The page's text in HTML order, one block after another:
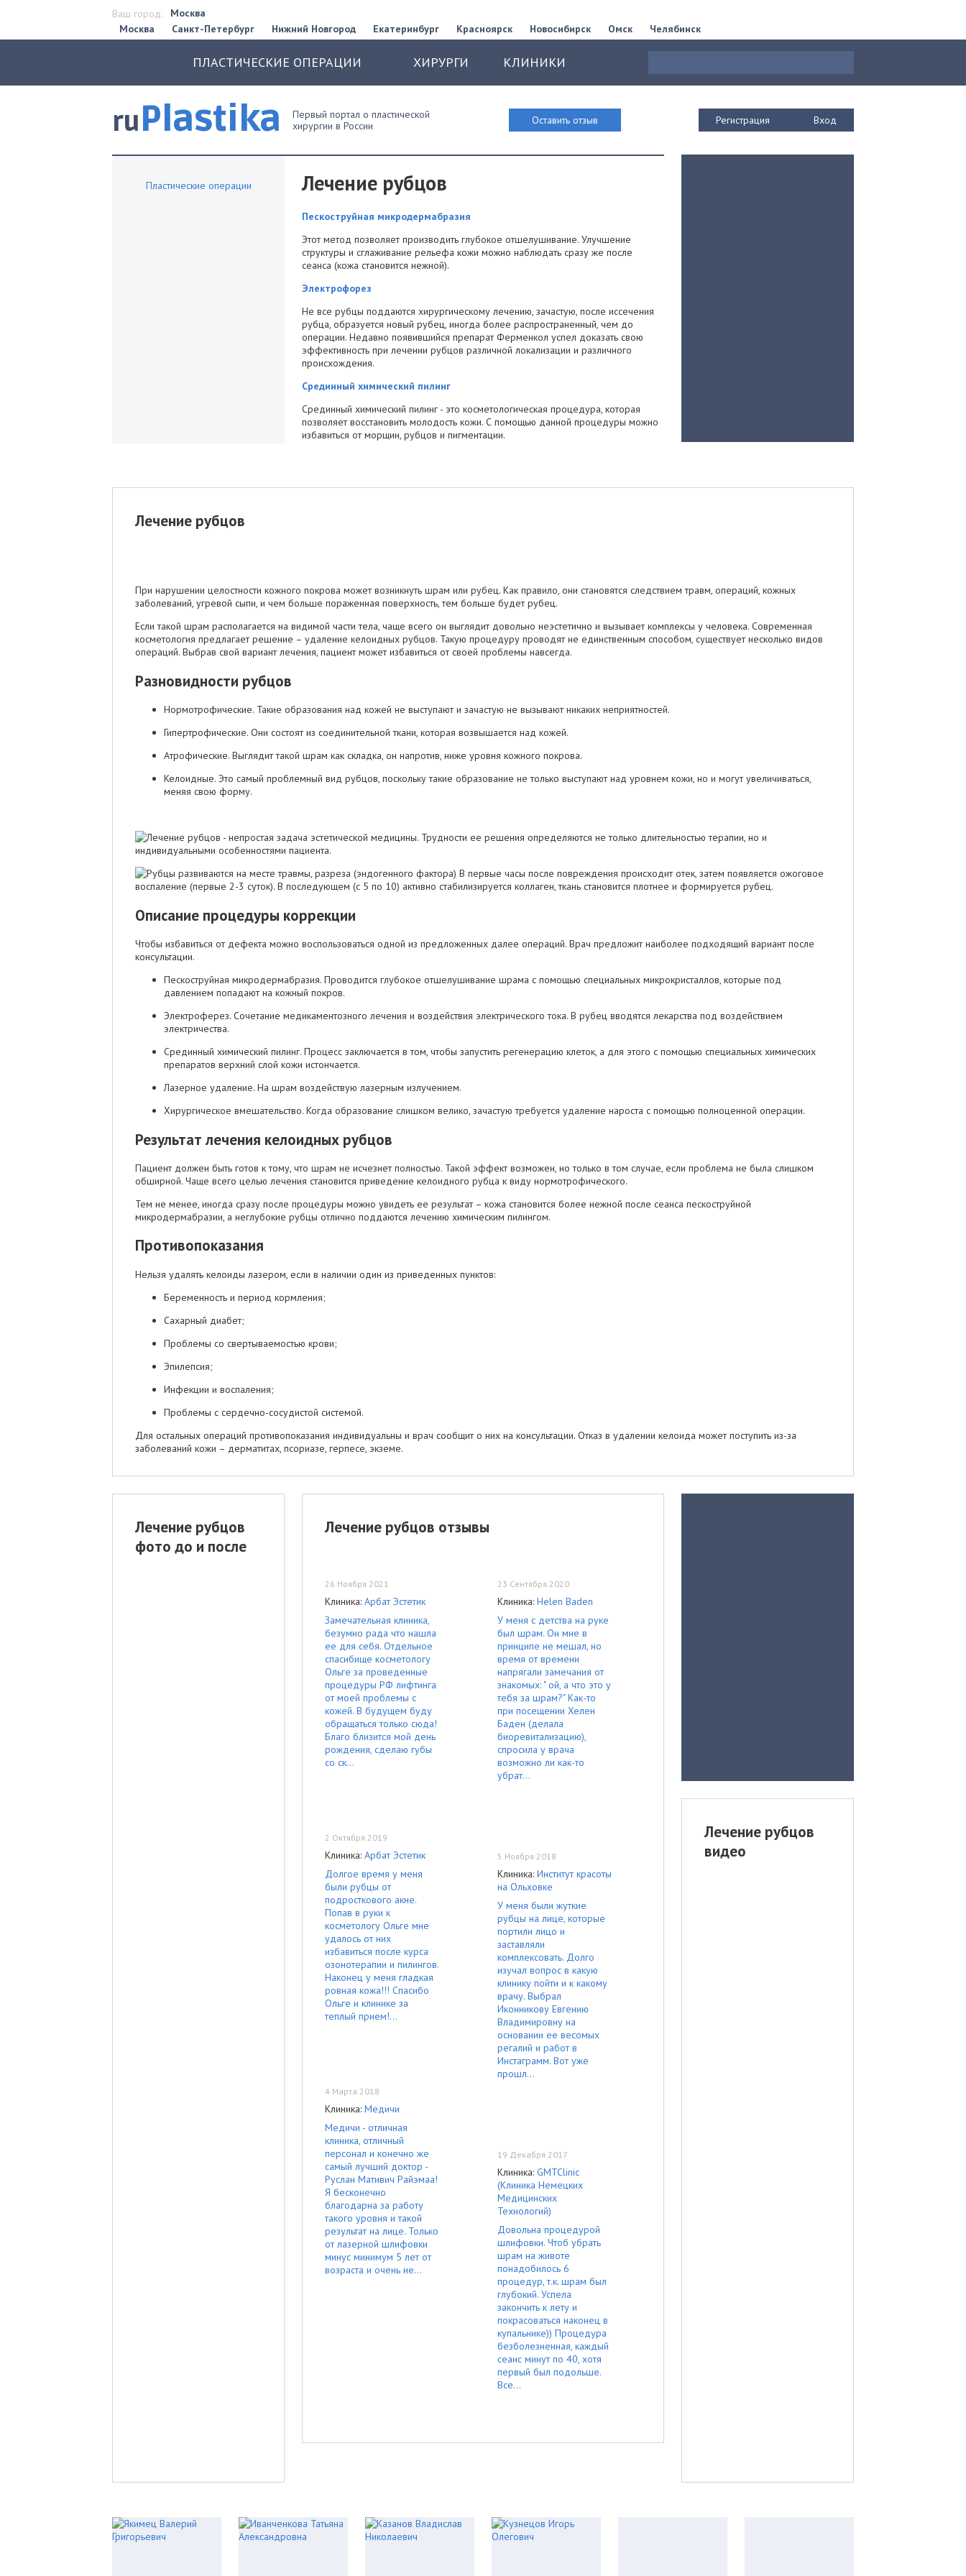
Ваш город:
Москва
Москва
Санкт-Петербург Нижний Новгород Екатеринбург Красноярск Новосибирск Омск Челябинск
ПЛАСТИЧЕСКИЕ ОПЕРАЦИИ ХИРУРГИ КЛИНИКИ
ruPlastika
Первый портал о пластической
хирургии в России
Оставить отзыв Регистрация Вход
Пластические операции Лечение рубцов
Пескоструйная микродермабразия
Этот метод позволяет производить глубокое отшелушивание. Улучшение
структуры и сглаживание рельефа кожи можно наблюдать сразу же после
сеанса (кожа становится нежной).
Электрофорез
Не все рубцы поддаются хирургическому лечению, зачастую, после иссечения
рубца, образуется новый рубец, иногда более распространенный, чем до
операции. Недавно появившийся препарат Ферменкол успел доказать свою
эффективность при лечении рубцов различной локализации и различного
происхождения.
Срединный химический пилинг
Срединный химический пилинг - это косметологическая процедура, которая
позволяет восстановить молодость кожи. С помощью данной процедуры можно
избавиться от морщин, рубцов и пигментации.
Лечение рубцов
При нарушении целостности кожного покрова может возникнуть шрам или рубец. Как правило, они становятся следствием травм, операций, кожных
заболеваний, угревой сыпи, и чем больше пораженная поверхность, тем больше будет рубец.
Если такой шрам располагается на видимой части тела, чаще всего он выглядит довольно неэстетично и вызывает комплексы у человека. Современная
косметология предлагает решение – удаление келоидных рубцов. Такую процедуру проводят не единственным способом, существует несколько видов
операций. Выбрав свой вариант лечения, пациент может избавиться от своей проблемы навсегда.
Разновидности рубцов
Нормотрофические. Такие образования над кожей не выступают и зачастую не вызывают никаких неприятностей.
Гипертрофические. Они состоят из соединительной ткани, которая возвышается над кожей.
Атрофические. Выглядит такой шрам как складка, он напротив, ниже уровня кожного покрова.
Келоидные. Это самый проблемный вид рубцов, поскольку такие образование не только выступают над уровнем кожи, но и могут увеличиваться,
меняя свою форму.
Описание процедуры коррекции
Чтобы избавиться от дефекта можно воспользоваться одной из предложенных далее операций. Врач предложит наиболее подходящий вариант после
консультации.
Пескоструйная микродермабразия. Проводится глубокое отшелушивание шрама с помощью специальных микрокристаллов, которые под
давлением попадают на кожный покров.
Электроферез. Сочетание медикаментозного лечения и воздействия электрического тока. В рубец вводятся лекарства под воздействием
электричества.
Срединный химический пилинг. Процесс заключается в том, чтобы запустить регенерацию клеток, а для этого с помощью специальных химических
препаратов верхний слой кожи истончается.
Лазерное удаление. На шрам воздействую лазерным излучением.
Хирургическое вмешательство. Когда образование слишком велико, зачастую требуется удаление нароста с помощью полноценной операции.
Результат лечения келоидных рубцов
Пациент должен быть готов к тому, что шрам не исчезнет полностью. Такой эффект возможен, но только в том случае, если проблема не была слишком
обширной. Чаще всего целью лечения становится приведение келоидного рубца к виду нормотрофического.
Тем не менее, иногда сразу после процедуры можно увидеть ее результат – кожа становится более нежной после сеанса пескоструйной
микродермабразии, а неглубокие рубцы отлично поддаются лечению химическим пилингом.
Противопоказания
Нельзя удалять келоиды лазером, если в наличии один из приведенных пунктов:
Беременность и период кормления;
Сахарный диабет;
Проблемы со свертываемостью крови;
Эпилепсия;
Инфекции и воспаления;
Проблемы с сердечно-сосудистой системой.
Для остальных операций противопоказания индивидуальны и врач сообщит о них на консультации. Отказ в удалении келоида может поступить из-за
заболеваний кожи – дерматитах, псориазе, герпесе, экземе.
Лечение рубцов
фото до и после
Лечение рубцов
видео
Лечение рубцов отзывы
26 Ноября 2021
Клиника: Арбат Эстетик
Замечательная клиника,
безумно рада что нашла
ее для себя. Отдельное
спасибище косметологу
Ольге за проведенные
процедуры РФ лифтинга
от моей проблемы с
кожей. В будущем буду
обращаться только сюда!
Благо близится мой день
рождения, сделаю губы
со ск...
23 Сентября 2020
Клиника: Helen Baden
У меня с детства на руке
был шрам. Он мне в
принципе не мешал, но
время от времени
напрягали замечания от
знакомых: " ой, а что это у
тебя за шрам?" Как-то
при посещении Хелен
Баден (делала
биоревитализацию),
спросила у врача
возможно ли как-то
убрат...
2 Октября 2019
Клиника: Арбат Эстетик
Долгое время у меня
были рубцы от
подросткового акне.
Попав в руки к
косметологу Ольге мне
удалось от них
избавиться после курса
озонотерапии и пилингов.
Наконец у меня гладкая
ровная кожа!!! Спасибо
Ольге и клинике за
теплый прием!...
5 Ноября 2018
Клиника: Институт красоты
на Ольховке
У меня были жуткие
рубцы на лице, которые
портили лицо и
заставляли
комплексовать. Долго
изучал вопрос в какую
клинику пойти и к какому
врачу. Выбрал
Иконникову Евгению
Владимировну на
основании ее весомых
регалий и работ в
Инстаграмм. Вот уже
прошл...
4 Марта 2018
Клиника: Медичи
Медичи - отличная
клиника, отличный
персонал и конечно же
самый лучший доктор -
Руслан Мативич Райэмаа!
Я бесконечно
благодарна за работу
такого уровня и такой
результат на лице. Только
от лазерной шлифовки
минус минимум 5 лет от
возраста и очень не...
19 Декабря 2017
Клиника: GMTClinic
(Клиника Немецких
Медицинских
Технологий)
Довольна процедурой
шлифовки. Чтоб убрать
шрам на животе
понадобилось 6
процедур, т.к. шрам был
глубокий. Успела
закончить к лету и
покрасоваться наконец в
купальнике)) Процедура
безболезненная, каждый
сеанс минут по 40, хотя
первый был подольше.
Все...